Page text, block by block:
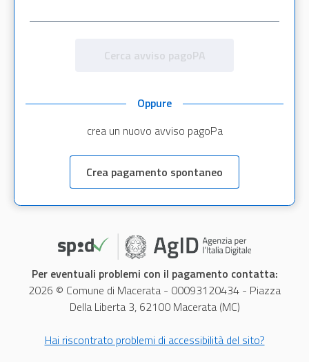
Cerca avviso pagoPA
Oppure
crea un nuovo avviso pagoPa
Crea pagamento spontaneo
Per eventuali problemi con il pagamento contatta:
2026 © Comune di Macerata - 00093120434 - Piazza
Della Liberta 3, 62100 Macerata (MC)
Hai riscontrato problemi di accessibilità del sito?